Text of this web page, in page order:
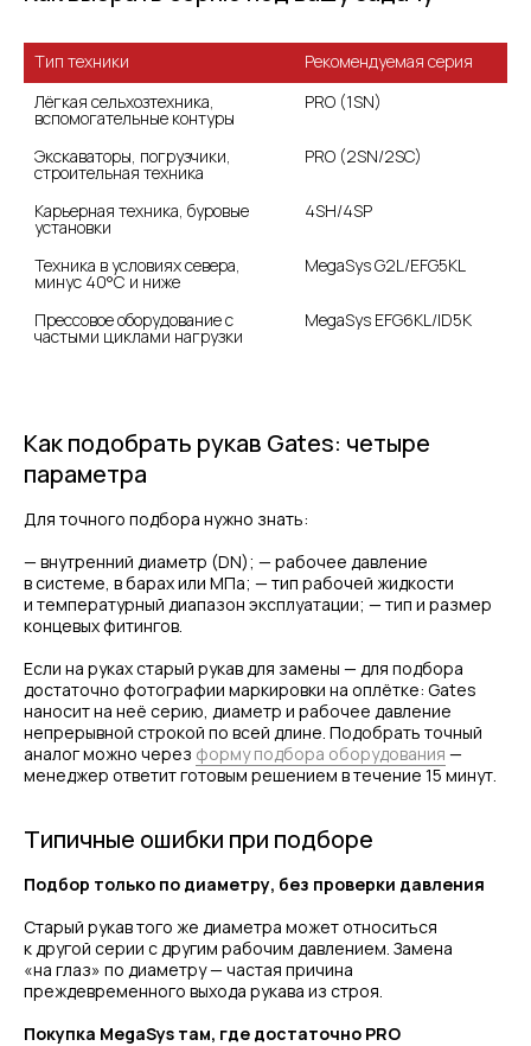
Рекомендуемая серия
Лёгкая сельхозтехника,
вспомогательные контуры
PRO (1SN)
Экскаваторы, погрузчики, PRO (2SN/2SC)
Карьерная техника, буровые
установки
4SH/4SP
Техника в условиях севера,
минус 40°C и ниже
MegaSys G2L/EFG5KL
Прессовое оборудование с
частыми циклами нагрузки
MegaSys EFG6KL/ID5K
Как подобрать рукав Gates: четыре
параметра
Для точного подбора нужно знать:
— внутренний диаметр (DN); — рабочее давление
в системе, в барах или МПа; — тип рабочей жидкости
и температурный диапазон эксплуатации; — тип и размер
концевых фитингов.
Если на руках старый рукав для замены — для подбора
достаточно фотографии маркировки на оплётке: Gates
наносит на неё серию, диаметр и рабочее давление
непрерывной строкой по всей длине. Подобрать точный
аналог можно через форму подбора оборудования —
менеджер ответит готовым решением в течение 15 минут.
Типичные ошибки при подборе
Подбор только по диаметру, без проверки давления
Старый рукав того же диаметра может относиться
к другой серии с другим рабочим давлением. Замена
«на глаз» по диаметру — частая причина
преждевременного выхода рукава из строя.
Покупка MegaSys там, где достаточно PRO